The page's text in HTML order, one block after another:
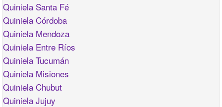
Quiniela Santa Fé
Quiniela Córdoba
Quiniela Mendoza
Quiniela Entre Ríos
Quiniela Tucumán
Quiniela Misiones
Quiniela Chubut
Quiniela Jujuy